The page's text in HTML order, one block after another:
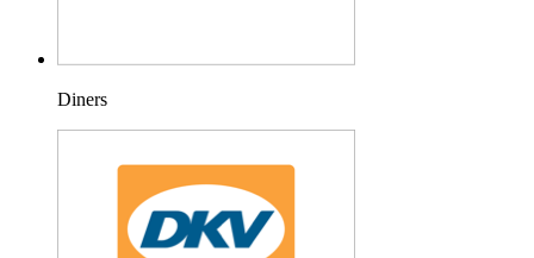
Diners